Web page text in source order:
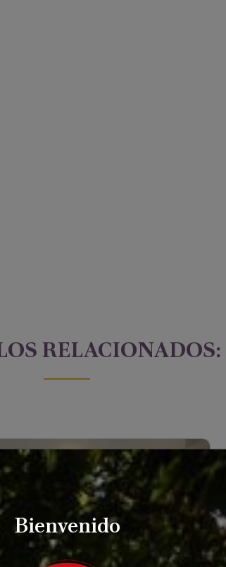
Bienvenido
RELACIONADOS: